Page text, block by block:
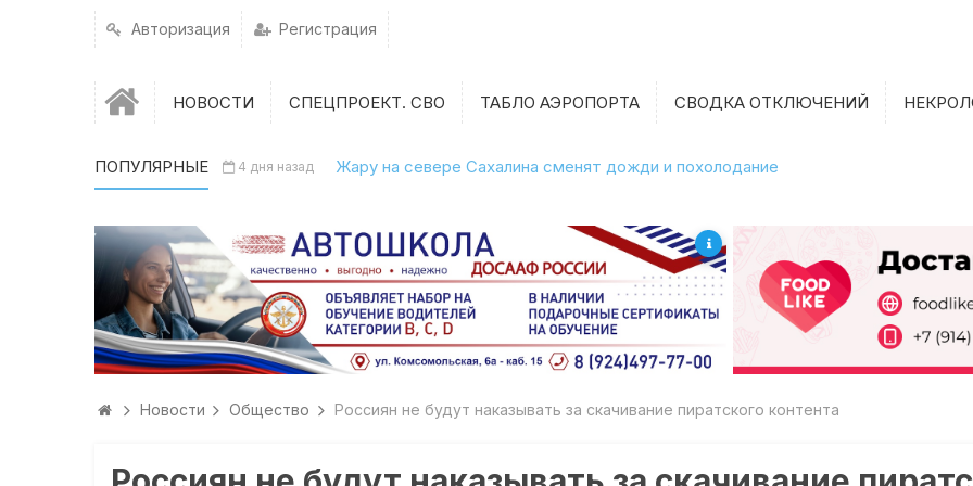
Авторизация Регистрация
НОВОСТИ СПЕЦПРОЕКТ. СВО ТАБЛО АЭРОПОРТА СВОДКА ОТКЛЮЧЕНИЙ
ПОПУЛЯРНЫЕ 4 дня назад Жару на севере Сахалина сменят дожди и похолодание
Новости Общество Россиян не будут наказывать за скачивание пиратского контента